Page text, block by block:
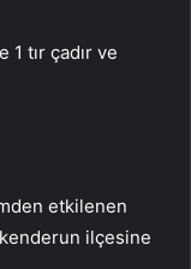
tır çadır ve
etkilenen
ilçesine